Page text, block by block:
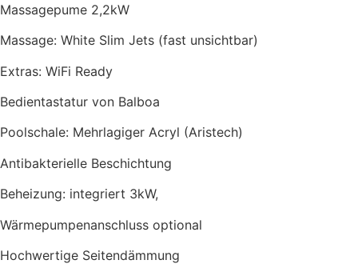
Massagepume 2,2kW
Massage: White Slim Jets (fast unsichtbar)
Extras: WiFi Ready
Bedientastatur von Balboa
Poolschale: Mehrlagiger Acryl (Aristech)
Antibakterielle Beschichtung
Beheizung: integriert 3kW,
Wärmepumpenanschluss optional
Hochwertige Seitendämmung